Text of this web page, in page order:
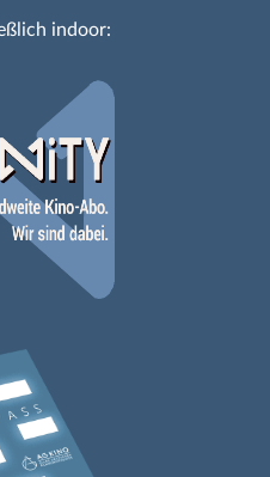
indoor: